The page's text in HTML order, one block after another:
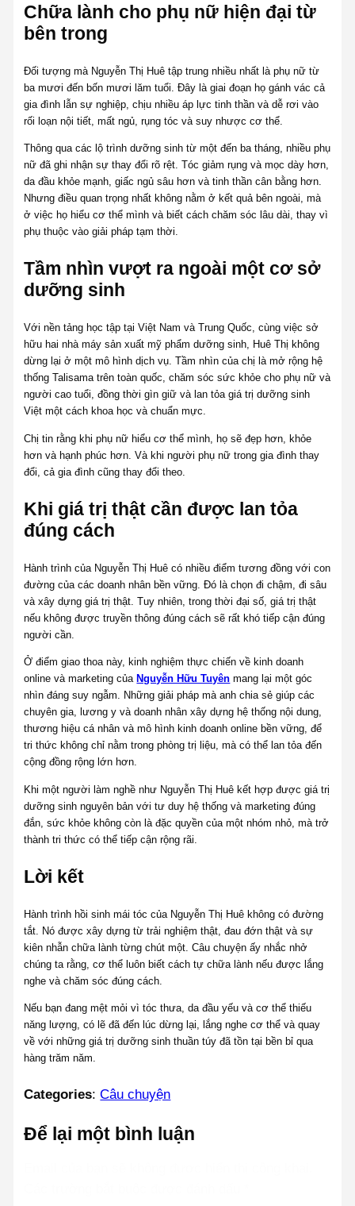
Chữa lành cho phụ nữ hiện đại từ
bên trong
Đối tượng mà Nguyễn Thị Huê tập trung nhiều nhất là phụ nữ từ
ba mươi đến bốn mươi lăm tuổi. Đây là giai đoạn họ gánh vác cả
gia đình lẫn sự nghiệp, chịu nhiều áp lực tinh thần và dễ rơi vào
rối loạn nội tiết, mất ngủ, rụng tóc và suy nhược cơ thể.
Thông qua các lộ trình dưỡng sinh từ một đến ba tháng, nhiều phụ
nữ đã ghi nhận sự thay đổi rõ rệt. Tóc giảm rụng và mọc dày hơn,
da đầu khỏe mạnh, giấc ngủ sâu hơn và tinh thần cân bằng hơn.
Nhưng điều quan trọng nhất không nằm ở kết quả bên ngoài, mà
ở việc họ hiểu cơ thể mình và biết cách chăm sóc lâu dài, thay vì
phụ thuộc vào giải pháp tạm thời.
Tầm nhìn vượt ra ngoài một cơ sở
dưỡng sinh
Với nền tảng học tập tại Việt Nam và Trung Quốc, cùng việc sở
hữu hai nhà máy sản xuất mỹ phẩm dưỡng sinh, Huê Thị không
dừng lại ở một mô hình dịch vụ. Tầm nhìn của chị là mở rộng hệ
thống Talisama trên toàn quốc, chăm sóc sức khỏe cho phụ nữ và
người cao tuổi, đồng thời gìn giữ và lan tỏa giá trị dưỡng sinh
Việt một cách khoa học và chuẩn mực.
Chị tin rằng khi phụ nữ hiểu cơ thể mình, họ sẽ đẹp hơn, khỏe
hơn và hạnh phúc hơn. Và khi người phụ nữ trong gia đình thay
đổi, cả gia đình cũng thay đổi theo.
Khi giá trị thật cần được lan tỏa
đúng cách
Hành trình của Nguyễn Thị Huê có nhiều điểm tương đồng với con
đường của các doanh nhân bền vững. Đó là chọn đi chậm, đi sâu
và xây dựng giá trị thật. Tuy nhiên, trong thời đại số, giá trị thật
nếu không được truyền thông đúng cách sẽ rất khó tiếp cận đúng
người cần.
Ở điểm giao thoa này, kinh nghiệm thực chiến về kinh doanh
online và marketing của Nguyễn Hữu Tuyên mang lại một góc
nhìn đáng suy ngẫm. Những giải pháp mà anh chia sẻ giúp các
chuyên gia, lương y và doanh nhân xây dựng hệ thống nội dung,
thương hiệu cá nhân và mô hình kinh doanh online bền vững, để
tri thức không chỉ nằm trong phòng trị liệu, mà có thể lan tỏa đến
cộng đồng rộng lớn hơn.
Khi một người làm nghề như Nguyễn Thị Huê kết hợp được giá trị
dưỡng sinh nguyên bản với tư duy hệ thống và marketing đúng
đắn, sức khỏe không còn là đặc quyền của một nhóm nhỏ, mà trở
thành tri thức có thể tiếp cận rộng rãi.
Lời kết
Hành trình hồi sinh mái tóc của Nguyễn Thị Huê không có đường
tắt. Nó được xây dựng từ trải nghiệm thật, đau đớn thật và sự
kiên nhẫn chữa lành từng chút một. Câu chuyện ấy nhắc nhở
chúng ta rằng, cơ thể luôn biết cách tự chữa lành nếu được lắng
nghe và chăm sóc đúng cách.
Nếu bạn đang mệt mỏi vì tóc thưa, da đầu yếu và cơ thể thiếu
năng lượng, có lẽ đã đến lúc dừng lại, lắng nghe cơ thể và quay
về với những giá trị dưỡng sinh thuần túy đã tồn tại bền bỉ qua
hàng trăm năm.
Categories:Câu chuyện
Để lại một bình luận